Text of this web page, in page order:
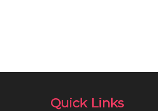
Quick Links